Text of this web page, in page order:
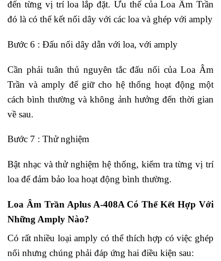
đến từng vị trí loa lắp đặt. Ưu thế của Loa Âm Trần
đó là có thể kết nối dây với các loa và ghép với amply
Bước 6 : Đấu nối dây dẫn với loa, với amply
Cần phải tuân thủ nguyên tắc đấu nối của Loa Âm
Trần và amply để giữ cho hệ thống hoạt động một
cách bình thường và không ảnh hưởng đến thời gian
về sau.
Bước 7 : Thử nghiệm
Bật nhạc và thử nghiệm hệ thống, kiểm tra từng vị trí
loa để đảm bảo loa hoạt động bình thường.
Loa Âm Trần Aplus A-408A Có Thể Kết Hợp Với
Những Amply Nào?
Có rất nhiều loại amply có thể thích hợp có việc ghép
nối nhưng chúng phải đáp ứng hai điều kiện sau: